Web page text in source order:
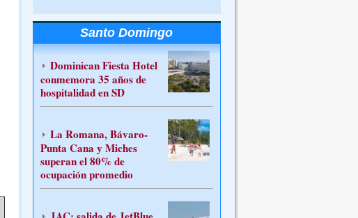
Santo Domingo
Dominican Fiesta Hotel
conmemora 35 años de
hospitalidad en SD
La Romana, Bávaro-
Punta Cana y Miches
superan el 80% de
ocupación promedio